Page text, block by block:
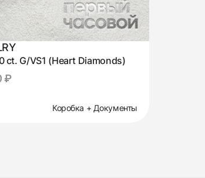
ct. G/VS1 (Heart Diamonds)
₽
Коробка + Документы